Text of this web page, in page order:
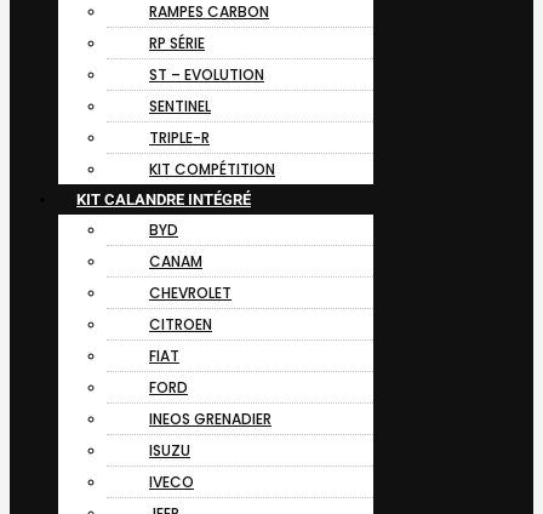
RAMPES CARBON
RP SÉRIE
ST – EVOLUTION
SENTINEL
TRIPLE-R
KIT COMPÉTITION
KIT CALANDRE INTÉGRÉ
BYD
CANAM
CHEVROLET
CITROEN
FIAT
FORD
INEOS GRENADIER
ISUZU
IVECO